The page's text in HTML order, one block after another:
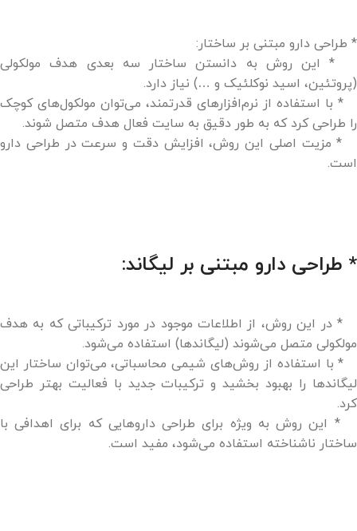
* طراحی دارو مبتنی بر ساختار:
* این روش به دانستن ساختار سه بعدی هدف مولکولی
(پروتئین، اسید نوکلئیک و …) نیاز دارد.
* با استفاده از نرم‌افزارهای قدرتمند، می‌توان مولکول‌های کوچک
را طراحی کرد که به طور دقیق به سایت فعال هدف متصل شوند.
* مزیت اصلی این روش، افزایش دقت و سرعت در طراحی دارو
است.
* طراحی دارو مبتنی بر لیگاند:
* در این روش، از اطلاعات موجود در مورد ترکیباتی که به هدف
مولکولی متصل می‌شوند (لیگاندها) استفاده می‌شود.
* با استفاده از روش‌های شیمی محاسباتی، می‌توان ساختار این
لیگاندها را بهبود بخشید و ترکیبات جدید با فعالیت بهتر طراحی
کرد.
* این روش به ویژه برای طراحی داروهایی که برای اهدافی با
ساختار ناشناخته استفاده می‌شود، مفید است.